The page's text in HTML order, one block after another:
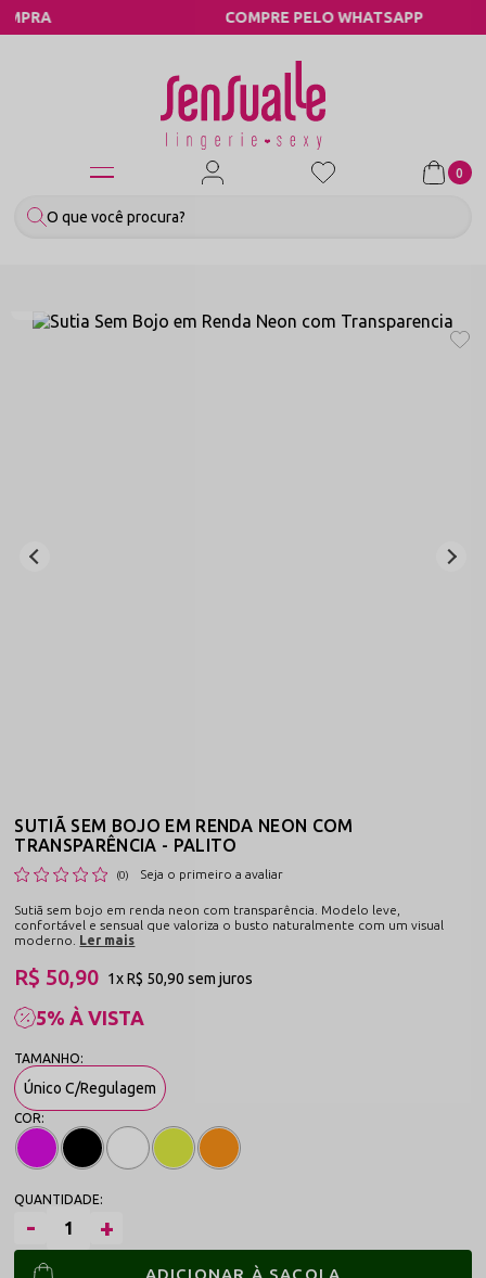
COMPRE PELO WHATSAPP
0
SUTIÃ SEM BOJO EM RENDA NEON COM
TRANSPARÊNCIA - PALITO
(0) Seja o primeiro a avaliar
Sutiã sem bojo em renda neon com transparência. Modelo leve,
confortável e sensual que valoriza o busto naturalmente com um visual
moderno.
Ler mais
5% À VISTA
R$ 50,90 1xR$ 50,90sem juros
Único C/Regulagem
ADICIONAR À SACOLA